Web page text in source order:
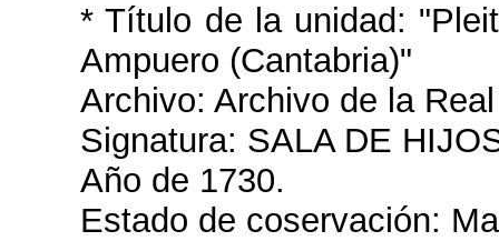
* Título de la unidad:
Ampuero (Cantabria)"
Archivo: Archivo de la
Signatura: SALA DE
Año de 1730.
Estado de coservación: